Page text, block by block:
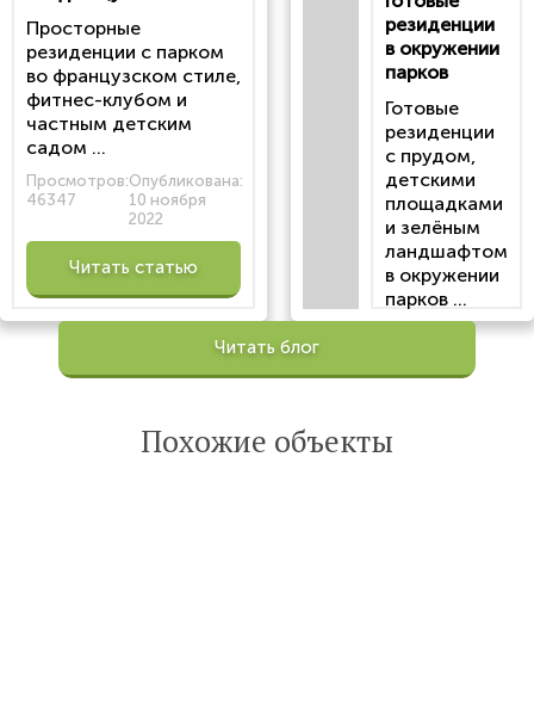
Просторные
резиденции с парком
во французском стиле,
фитнес-клубом и
частным детским
садом ...
Просмотров:
46347
Опубликована:
10 ноября
2022
Читать статью
резиденции
в окружении
парков
Готовые
резиденции
с прудом,
детскими
площадками
и зелёным
ландшафтом
в окружении
парков ...
Просмотров:
Опубликована:
Читать блог
Похожие объекты